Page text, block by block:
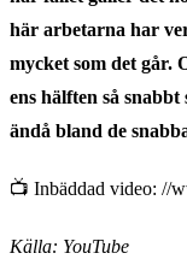
här arbetarna har
mycket som det går.
ens hälften så
ändå bland de
📺 Inbäddad video: //
Källa: YouTube